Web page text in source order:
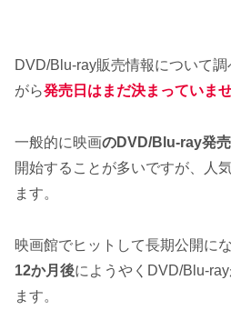
DVD/Blu-ray販売情報について
がら発売日はまだ決まっていま
一般的に映画のDVD/Blu-ray発
開始することが多いですが、人
ます。
映画館でヒットして長期公開に
12か月後にようやくDVD/Blu-
ます。